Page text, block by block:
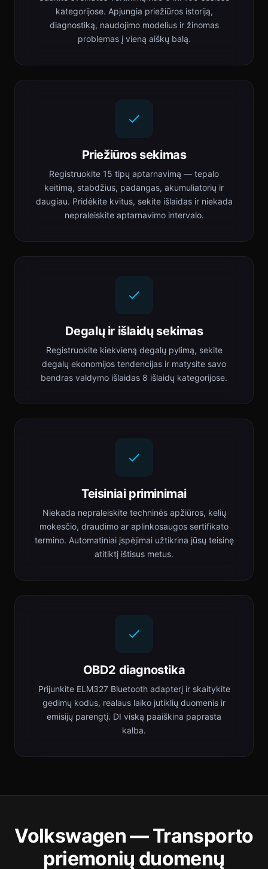
kategorijose. Apjungia priežiūros istoriją,
diagnostiką, naudojimo modelius ir žinomas
problemas į vieną aiškų balą.
Priežiūros sekimas
Registruokite 15 tipų aptarnavimą — tepalo
keitimą, stabdžius, padangas, akumuliatorių ir
daugiau. Pridėkite kvitus, sekite išlaidas ir niekada
nepraleiskite aptarnavimo intervalo.
Degalų ir išlaidų sekimas
Registruokite kiekvieną degalų pylimą, sekite
degalų ekonomijos tendencijas ir matysite savo
bendras valdymo išlaidas 8 išlaidų kategorijose.
Teisiniai priminimai
Niekada nepraleiskite techninės apžiūros, kelių
mokesčio, draudimo ar aplinkosaugos sertifikato
termino. Automatiniai įspėjimai užtikrina jūsų teisinę
atitiktį ištisus metus.
OBD2 diagnostika
Prijunkite ELM327 Bluetooth adapterį ir skaitykite
gedimų kodus, realaus laiko jutiklių duomenis ir
emisijų parengtį. DI viską paaiškina paprasta
kalba.
Volkswagen — Transporto
priemonių duomenų